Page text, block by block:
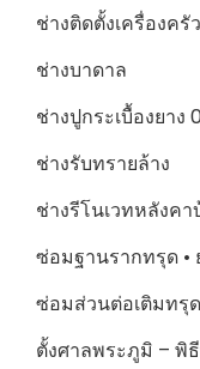
ช่างติดตั้งเครื่องครั
ช่างบาดาล
ช่างปูกระเบื้องยา
ช่างรับทรายล้าง
ช่างรีโนเวทหลังค
ซ่อมฐานรากทรุด •
ซ่อมส่วนต่อเติมทรุด
ตั้งศาลพระภูมิ – พิ